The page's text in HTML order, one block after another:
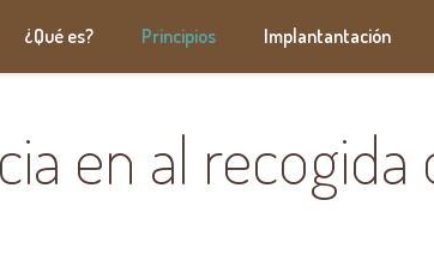
¿Qué es? Principios Implantantación
en al recogida